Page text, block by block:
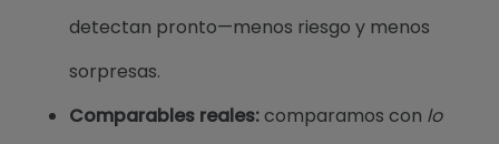
detectan pronto—menos riesgo y menos
sorpresas.
Comparables reales:comparamos con lo